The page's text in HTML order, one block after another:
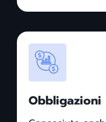
Obbligazioni